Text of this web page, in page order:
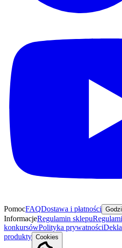
PomocFAQDostawa i płatności
InformacjeRegulamin sklepu
konkursówPolityka prywatności
produkty Cookies